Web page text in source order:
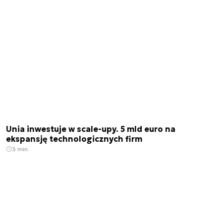
Unia inwestuje w scale-upy. 5 mld euro na
ekspansję technologicznych firm
3 min.